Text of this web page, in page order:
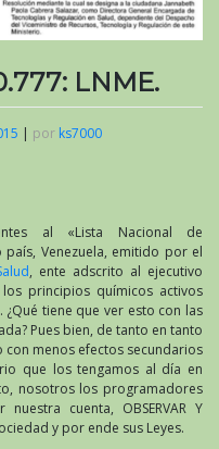
LNME.
| por ks7000
al «Lista Nacional de
país, Venezuela, emitido por el
, ente adscrito al ejecutivo
principios químicos activos
tiene que ver esto con las
Pues bien, de tanto en tanto
con menos efectos secundarios
que los tengamos al día en
nosotros los programadores
cuenta, OBSERVAR Y
y por ende sus Leyes.